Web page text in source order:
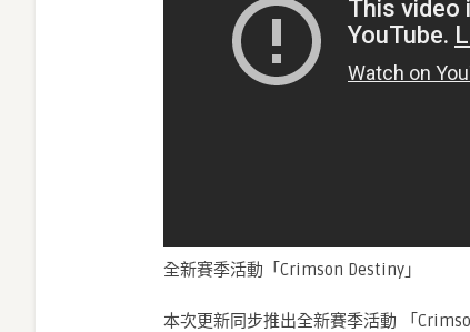
全新賽季活動「Crimson Destiny」
本次更新同步推出全新賽季活動 「